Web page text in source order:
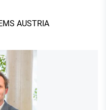
AUSTRIA